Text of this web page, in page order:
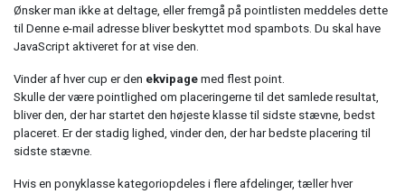
Ønsker man ikke at deltage, eller fremgå på pointlisten meddeles dette
til Denne e-mail adresse bliver beskyttet mod spambots. Du skal have
JavaScript aktiveret for at vise den.
Vinder af hver cup er den ekvipage med flest point.
Skulle der være pointlighed om placeringerne til det samlede resultat,
bliver den, der har startet den højeste klasse til sidste stævne, bedst
placeret. Er der stadig lighed, vinder den, der har bedste placering til
sidste stævne.
Hvis en ponyklasse kategoriopdeles i flere afdelinger, tæller hver